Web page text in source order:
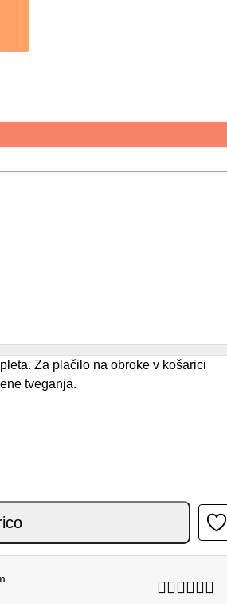
Za plačilo na obroke v košarici
tveganja.